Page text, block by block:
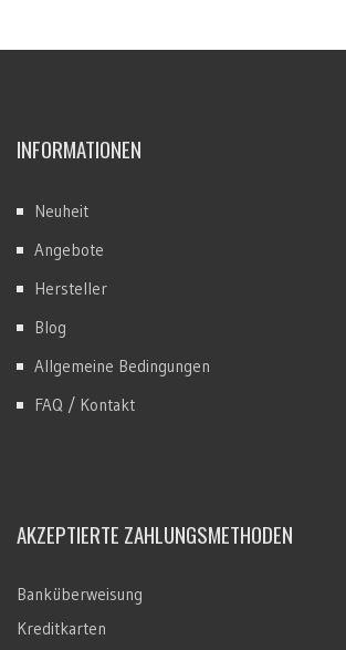
INFORMATIONEN
Neuheit
Angebote
Hersteller
Blog
Allgemeine Bedingungen
FAQ / Kontakt
AKZEPTIERTE ZAHLUNGSMETHODEN
Banküberweisung
Kreditkarten